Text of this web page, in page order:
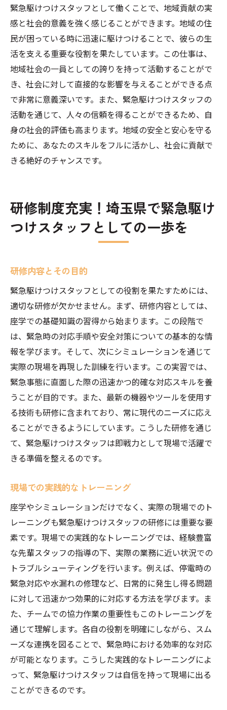
緊急駆けつけスタッフとして働くことで、地域貢献の実
感と社会的意義を強く感じることができます。地域の住
民が困っている時に迅速に駆けつけることで、彼らの生
活を支える重要な役割を果たしています。この仕事は、
地域社会の一員としての誇りを持って活動することがで
き、社会に対して直接的な影響を与えることができる点
で非常に意義深いです。また、緊急駆けつけスタッフの
活動を通じて、人々の信頼を得ることができるため、自
身の社会的評価も高まります。地域の安全と安心を守る
ために、あなたのスキルをフルに活かし、社会に貢献で
きる絶好のチャンスです。
研修制度充実！埼玉県で緊急駆け
つけスタッフとしての一歩を
研修内容とその目的
緊急駆けつけスタッフとしての役割を果たすためには、
適切な研修が欠かせません。まず、研修内容としては、
座学での基礎知識の習得から始まります。この段階で
は、緊急時の対応手順や安全対策についての基本的な情
報を学びます。そして、次にシミュレーションを通じて
実際の現場を再現した訓練を行います。この実習では、
緊急事態に直面した際の迅速かつ的確な対応スキルを養
うことが目的です。また、最新の機器やツールを使用す
る技術も研修に含まれており、常に現代のニーズに応え
ることができるようにしています。こうした研修を通じ
て、緊急駆けつけスタッフは即戦力として現場で活躍で
きる準備を整えるのです。
現場での実践的なトレーニング
座学やシミュレーションだけでなく、実際の現場でのト
レーニングも緊急駆けつけスタッフの研修には重要な要
素です。現場での実践的なトレーニングでは、経験豊富
な先輩スタッフの指導の下、実際の業務に近い状況での
トラブルシューティングを行います。例えば、停電時の
緊急対応や水漏れの修理など、日常的に発生し得る問題
に対して迅速かつ効果的に対応する方法を学びます。ま
た、チームでの協力作業の重要性もこのトレーニングを
通じて理解します。各自の役割を明確にしながら、スム
ーズな連携を図ることで、緊急時における効率的な対応
が可能となります。こうした実践的なトレーニングによ
って、緊急駆けつけスタッフは自信を持って現場に出る
ことができるのです。